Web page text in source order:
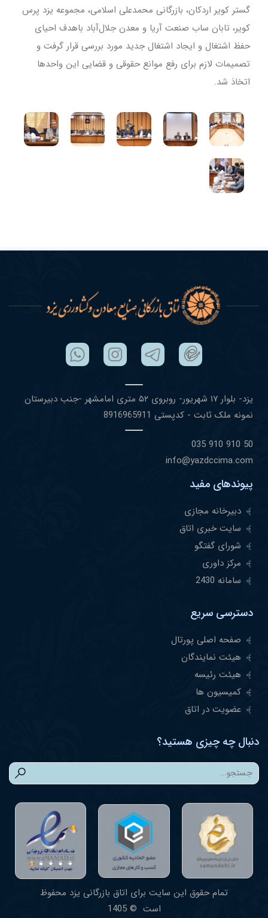
گستر کویر اردکان، بازرگانی محمدعلی اسلامی، مجموعه یزد پرس
کویر، تابان ساب صنعت ‌آریا و معدن جلال‌آباد باهدف احیای
حفظ اشتغال و ایجاد اشتغال جدید مورد بررسی قرار گرفت و
تصمیمات لازم برای رفع موانع حقوقی و قضایی این واحد‌ها
اتخاذ شد.
یزد- بلوار ١٧ شهریور- روبروی ۵٢ متری امامشهر -جنب دبیرستان
نمونه ملک ثابت - کدپستی 8916965911
50 910 910 035
info@yazdccima.com
پیوندهای مفید
دبیرخانه مجازی
سایت خبری اتاق
شورای گفتگو
مرکز داوری
سامانه 2430
دسترسی سریع
صفحه اصلی پورتال
هیئت نمایندگان
هیئت رئیسه
کمیسیون ها
عضویت در اتاق
دنبال چه چیزی هستید؟
تمام حقوق این سایت برای اتاق بازرگانی یزد محفوظ
است © 1405